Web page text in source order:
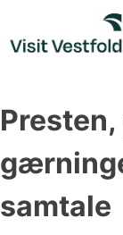
content
samtale